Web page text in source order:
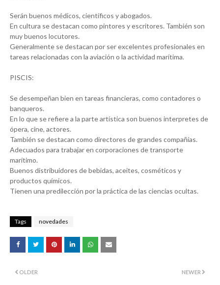
Serán buenos médicos, científicos y abogados.
En cultura se destacan como pintores y escritores. También son
muy buenos locutores.
Generalmente se destacan por ser excelentes profesionales en
tareas relacionadas con la aviación o la actividad marítima.
PISCIS:
Se desempeñan bien en tareas financieras, como contadores o
banqueros.
En lo que se refiere a la parte artística son buenos interpretes de
ópera, cine, actores.
También se destacan como directores de grandes compañías.
Adecuados para trabajar en corporaciones de transporte
marítimo.
Buenos distribuidores de bebidas, aceites, cosméticos y
productos químicos.
Tienen una predilección por la práctica de las ciencias ocultas.
Tags novedades
NEWER
OLDER